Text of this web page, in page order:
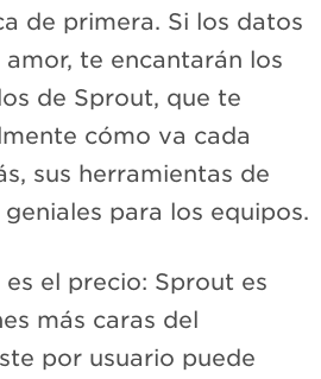
de primera. Si los datos
te encantarán los
de Sprout, que te
cómo va cada
sus herramientas de
para los equipos.
el precio: Sprout es
más caras del
por usuario puede